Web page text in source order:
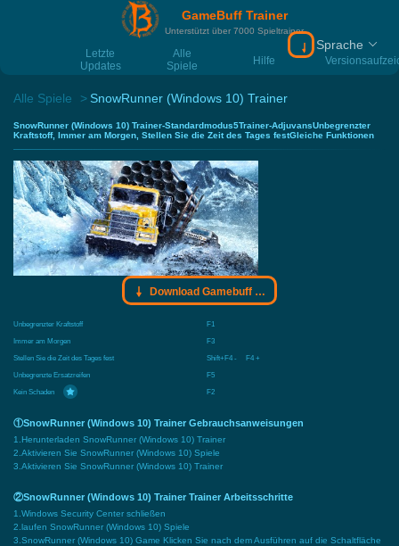
GameBuff Trainer
Unterstützt über 7000 Spieltrainer
Letzte
Updates
Alle
Spiele
Hilfe
Download
Sprache
Alle Spiele SnowRunner (Windows 10) Trainer
SnowRunner (Windows 10) Trainer-Standardmodus5Trainer-AdjuvansUnbegrenzter
Kraftstoff, Immer am Morgen, Stellen Sie die Zeit des Tages festGleiche Funktionen
Download Gamebuff Trainer
Unbegrenzter Kraftstoff
F1
Immer am Morgen
F3
Stellen Sie die Zeit des Tages fest
Shift+F4 - F4 +
Unbegrenzte Ersatzreifen
F5
Kein Schaden
F2
①SnowRunner (Windows 10) Trainer Gebrauchsanweisungen
1.Herunterladen SnowRunner (Windows 10) Trainer
2.Aktivieren Sie SnowRunner (Windows 10) Spiele
3.Aktivieren Sie SnowRunner (Windows 10) Trainer
②SnowRunner (Windows 10) Trainer Trainer Arbeitsschritte
1.Windows Security Center schließen
2.laufen SnowRunner (Windows 10) Spiele
3.SnowRunner (Windows 10) Game Klicken Sie nach dem Ausführen auf die Schaltfläche